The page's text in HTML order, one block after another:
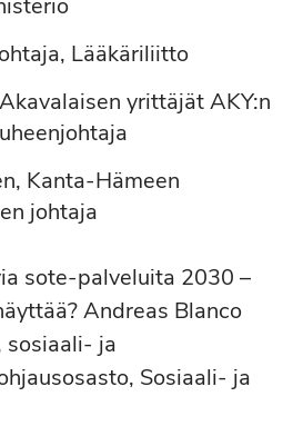
Lääkäriliitto
yrittäjät AKY:n
Kanta-Hämeen
johtaja
sote-palveluita 2030 –
Andreas Blanco
sosiaali- ja
Sosiaali- ja